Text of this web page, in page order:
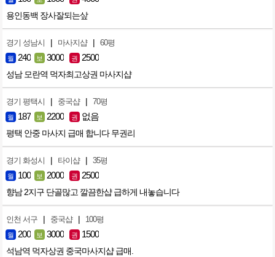
용인동백 장사잘되는샆
경기 성남시 | 마사지샵 | 60평
월 240 보 3000 권 2500
성남 모란역 먹자최고상권 마사지샵
경기 평택시 | 중국샵 | 70평
월 187 보 2200 권 없음
평택 안중 마사지 급매 합니다 무권리
경기 화성시 | 타이샵 | 35평
월 100 보 2000 권 2500
향남 2지구 단골많고 깔끔한샵 급하게 내놓습니다
인천 서구 | 중국샵 | 100평
월 200 보 3000 권 1500
석남역 먹자상권 중국마사지샵 급매.